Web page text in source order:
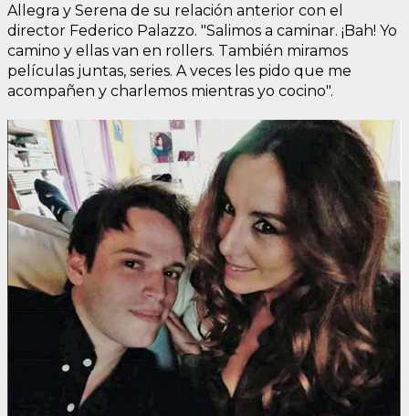
Allegra y Serena de su relación anterior con el
director Federico Palazzo. "Salimos a caminar. ¡Bah! Yo
camino y ellas van en rollers. También miramos
películas juntas, series. A veces les pido que me
acompañen y charlemos mientras yo cocino".